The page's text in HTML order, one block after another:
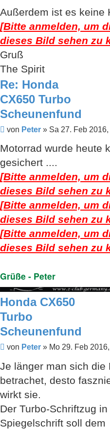
Außerdem ist es keine
[Bitte anmelden, um
dieses Bild sehen zu
Gruß
The Spirit
Re: Honda
CX650 Turbo
Scheunenfund
Beitrag
von Peter » Sa 27. Feb
Motorrad wurde heute
gesichert ....
[Bitte anmelden, um
dieses Bild sehen zu
[Bitte anmelden, um
dieses Bild sehen zu
[Bitte anmelden, um
dieses Bild sehen zu
Grüße - Peter
Honda CX650
Turbo
Scheunenfund
Beitrag
von Peter » Mo 29. Feb
Je länger man sich die
betrachet, desto
wirkt sie.
Der Turbo-Schriftzug in
Spiegelschrift soll dem